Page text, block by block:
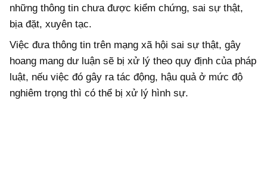
những thông tin chưa được kiểm chứng, sai sự thật,
bịa đặt, xuyên tạc.
Việc đưa thông tin trên mạng xã hội sai sự thật, gây
hoang mang dư luận sẽ bị xử lý theo quy định của pháp
luật, nếu việc đó gây ra tác động, hậu quả ở mức độ
nghiêm trọng thì có thể bị xử lý hình sự.